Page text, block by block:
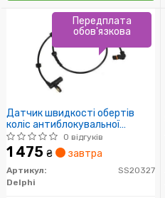
Датчик швидкості обертів
коліс антиблокувальної
системи гальм0 відгуків
1 475 ₴ завтра
Артикул:
SS20327
Delphi
Передплата
обов'язкова